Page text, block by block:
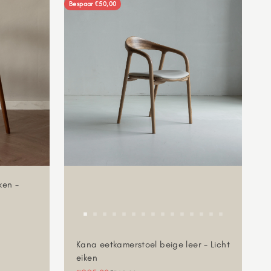
-
Bespaar €50,00
Kana eetkamerstoel beige leer - Licht
eiken